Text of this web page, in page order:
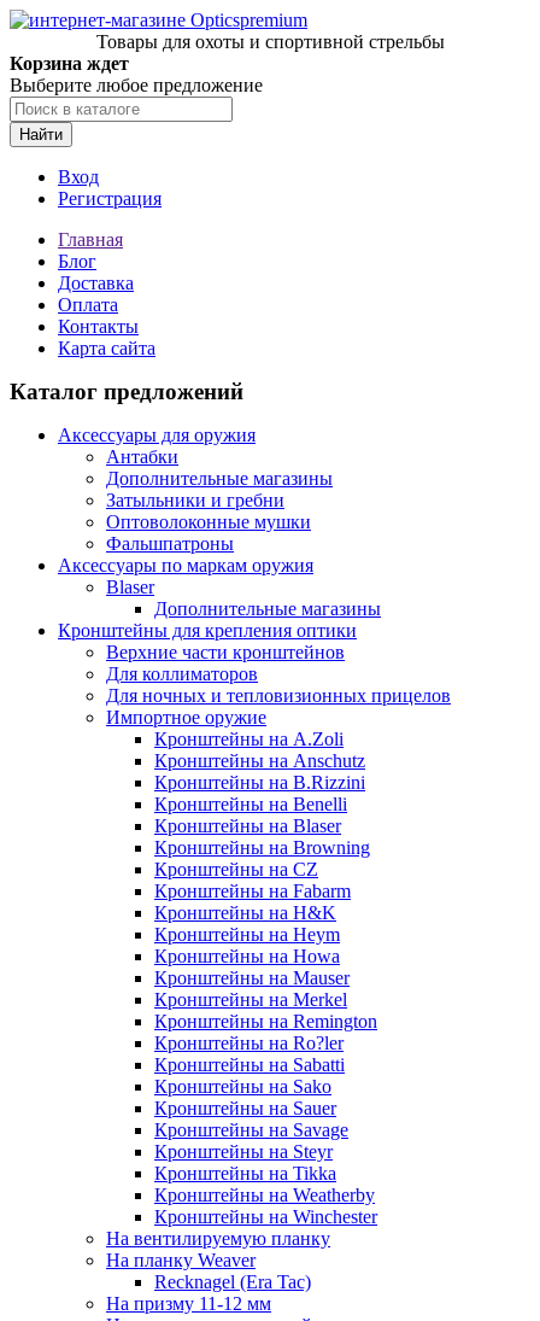
Товары для охоты и спортивной стрельбы
Корзина ждет
Выберите любое предложение
Найти
Вход
Регистрация
Главная
Блог
Доставка
Оплата
Контакты
Карта сайта
Каталог предложений
Аксессуары для оружия
Антабки
Дополнительные магазины
Затыльники и гребни
Оптоволоконные мушки
Фальшпатроны
Аксессуары по маркам оружия
Blaser
Дополнительные магазины
Кронштейны для крепления оптики
Верхние части кронштейнов
Для коллиматоров
Для ночных и тепловизионных прицелов
Импортное оружие
Кронштейны на A.Zoli
Кронштейны на Anschutz
Кронштейны на B.Rizzini
Кронштейны на Benelli
Кронштейны на Blaser
Кронштейны на Browning
Кронштейны на CZ
Кронштейны на Fabarm
Кронштейны на H&K
Кронштейны на Heym
Кронштейны на Howa
Кронштейны на Mauser
Кронштейны на Merkel
Кронштейны на Remington
Кронштейны на Ro?ler
Кронштейны на Sabatti
Кронштейны на Sako
Кронштейны на Sauer
Кронштейны на Savage
Кронштейны на Steyr
Кронштейны на Tikka
Кронштейны на Weatherby
Кронштейны на Winchester
На вентилируемую планку
На планку Weaver
Recknagel (Era Tac)
На призму 11-12 мм